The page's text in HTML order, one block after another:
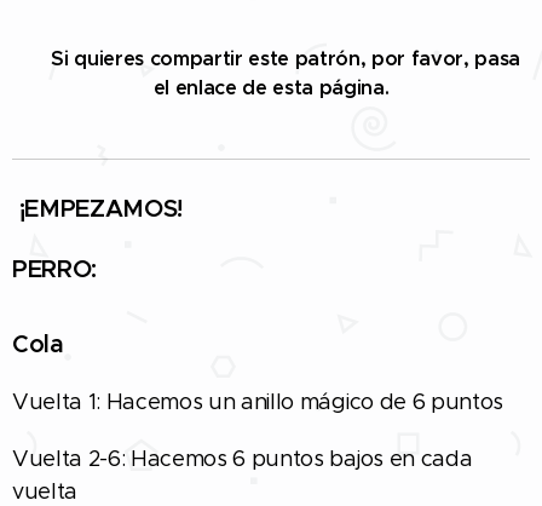
Si quieres compartir este patrón, por favor, pasa
el enlace de esta página.
¡EMPEZAMOS!
PERRO:
Cola
Vuelta 1: Hacemos un anillo mágico de 6 puntos
Vuelta 2-6: Hacemos 6 puntos bajos en cada
vuelta